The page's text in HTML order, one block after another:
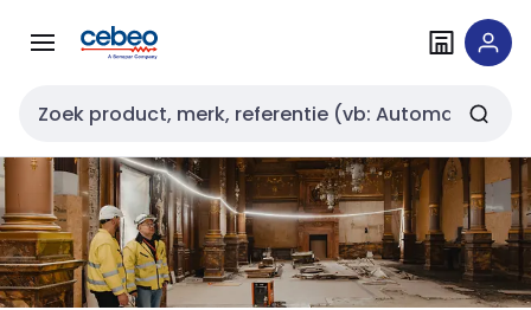
naar
naar
Zoekveld invoer